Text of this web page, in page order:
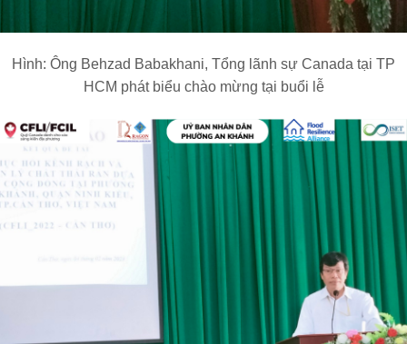
Hình: Ông Behzad Babakhani, Tổng lãnh sự Canada tại TP
HCM phát biểu chào mừng tại buổi lễ